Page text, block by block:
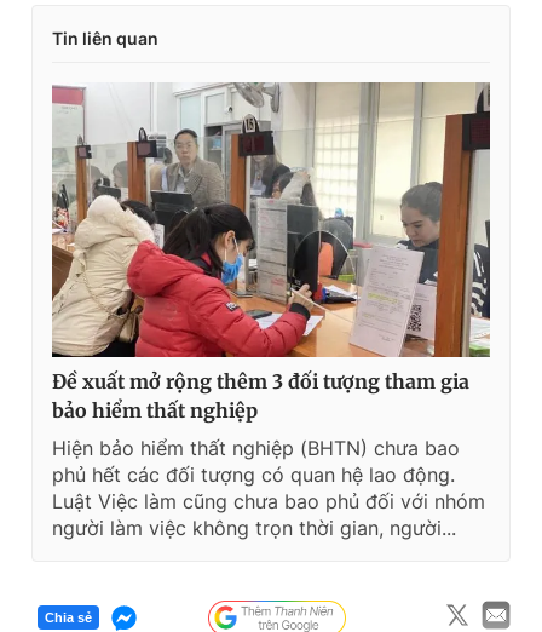
Tin liên quan
Đề xuất mở rộng thêm 3 đối tượng tham gia
bảo hiểm thất nghiệp
Hiện bảo hiểm thất nghiệp (BHTN) chưa bao
phủ hết các đối tượng có quan hệ lao động.
Luật Việc làm cũng chưa bao phủ đối với nhóm
người làm việc không trọn thời gian, người...
Chia sẻ